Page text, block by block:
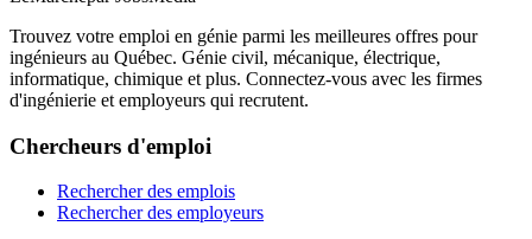
Trouvez votre emploi en génie parmi les meilleures offres pour
ingénieurs au Québec. Génie civil, mécanique, électrique,
informatique, chimique et plus. Connectez-vous avec les firmes
d'ingénierie et employeurs qui recrutent.
Chercheurs d'emploi
Rechercher des emplois
Rechercher des employeurs